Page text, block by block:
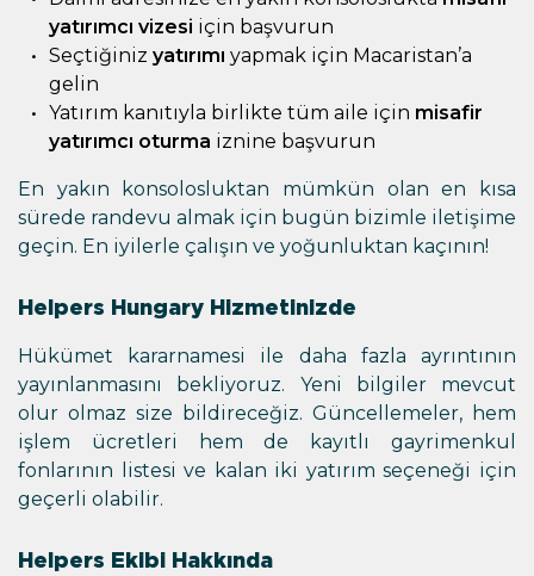
yatırımcı vizesi için başvurun
Seçtiğiniz yatırımı yapmak için Macaristan’a
gelin
Yatırım kanıtıyla birlikte tüm aile için misafir
yatırımcı oturma iznine başvurun
En yakın konsolosluktan mümkün olan en kısa
sürede randevu almak için bugün bizimle iletişime
geçin. En iyilerle çalışın ve yoğunluktan kaçının!
Helpers Hungary Hizmetinizde
Hükümet kararnamesi ile daha fazla ayrıntının
yayınlanmasını bekliyoruz. Yeni bilgiler mevcut
olur olmaz size bildireceğiz. Güncellemeler, hem
işlem ücretleri hem de kayıtlı gayrimenkul
fonlarının listesi ve kalan iki yatırım seçeneği için
geçerli olabilir.
Helpers Ekibi Hakkında